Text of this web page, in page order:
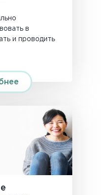
в
и проводить